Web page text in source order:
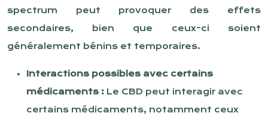
spectrum peut provoquer des effets
secondaires, bien que ceux-ci soient
généralement bénins et temporaires.
Interactions possibles avec certains
médicaments : Le CBD peut interagir avec
certains médicaments, notamment ceux